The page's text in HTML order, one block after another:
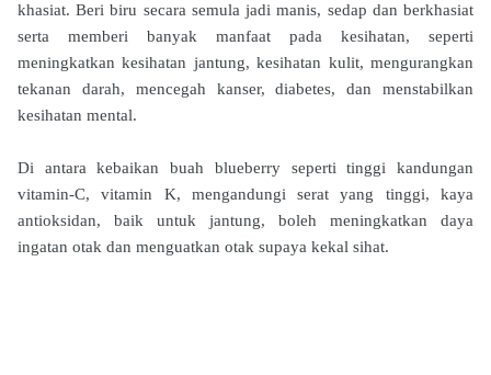
khasiat. Beri biru secara semula jadi manis, sedap dan berkhasiat
serta memberi banyak manfaat pada kesihatan, seperti
meningkatkan kesihatan jantung, kesihatan kulit, mengurangkan
tekanan darah, mencegah kanser, diabetes, dan menstabilkan
kesihatan mental.
Di antara kebaikan buah blueberry seperti tinggi kandungan
vitamin-C, vitamin K, mengandungi serat yang tinggi, kaya
antioksidan, baik untuk jantung, boleh meningkatkan daya
ingatan otak dan menguatkan otak supaya kekal sihat.